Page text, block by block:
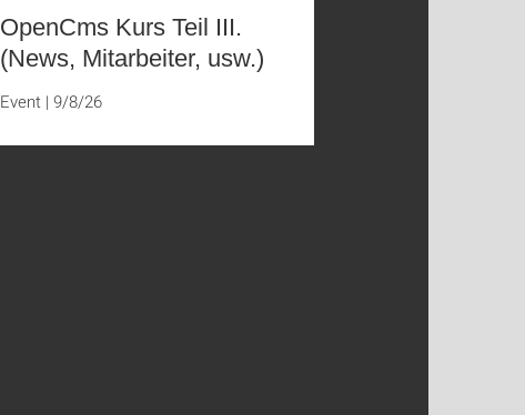
OpenCms Kurs Teil III.
(News, Mitarbeiter, usw.)
Event | 9/8/26